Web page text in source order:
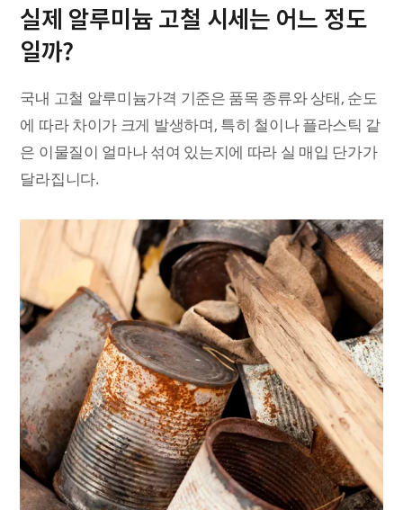
실제 알루미늄 고철 시세는 어느 정도
일까?
국내 고철 알루미늄가격 기준은 품목 종류와 상태, 순도
에 따라 차이가 크게 발생하며, 특히 철이나 플라스틱 같
은 이물질이 얼마나 섞여 있는지에 따라 실 매입 단가가
달라집니다.